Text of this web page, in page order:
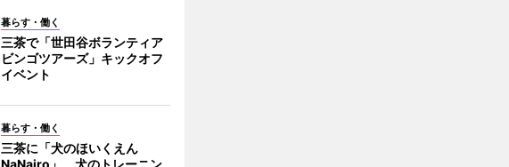
暮らす・働く
三茶で「世田谷ボランティア
ビンゴツアーズ」キックオフ
イベント
暮らす・働く
三茶に「犬のほいくえん
NaNairo」 犬のトレーニン